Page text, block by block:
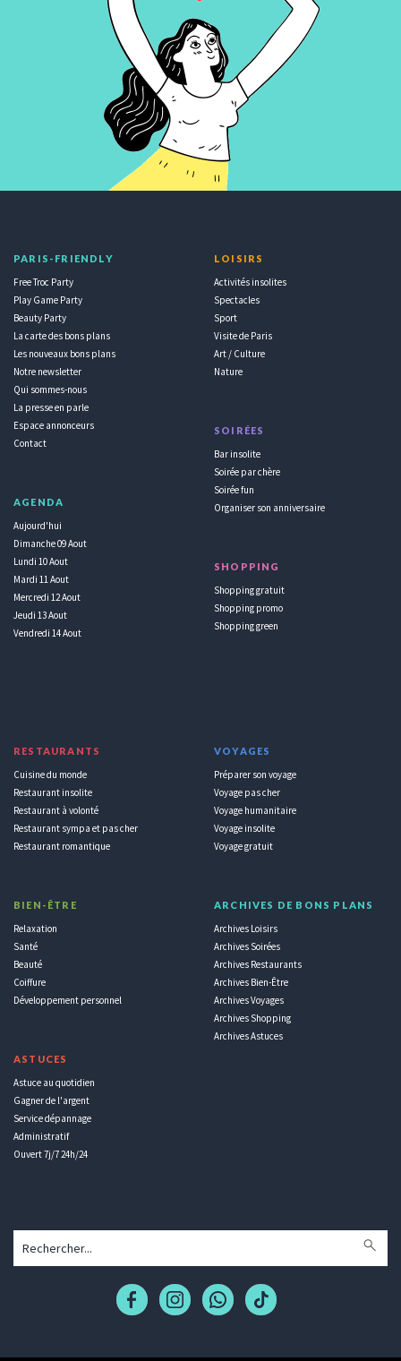
PARIS-FRIENDLY
Free Troc Party
Play Game Party
Beauty Party
La carte des bons plans
Les nouveaux bons plans
Notre newsletter
Qui sommes-nous
La presse en parle
Espace annonceurs
Contact
AGENDA
Aujourd'hui
Dimanche 09 Aout
Lundi 10 Aout
Mardi 11 Aout
Mercredi 12 Aout
Jeudi 13 Aout
Vendredi 14 Aout
LOISIRS
Activités insolites
Spectacles
Sport
Visite de Paris
Art / Culture
Nature
SOIRÉES
Bar insolite
Soirée par chère
Soirée fun
Organiser son anniversaire
SHOPPING
Shopping gratuit
Shopping promo
Shopping green
RESTAURANTS
Cuisine du monde
Restaurant insolite
Restaurant à volonté
Restaurant sympa et pas cher
Restaurant romantique
BIEN-ÊTRE
Relaxation
Santé
Beauté
Coiffure
Développement personnel
ASTUCES
Astuce au quotidien
Gagner de l'argent
Service dépannage
Administratif
Ouvert 7j/7 24h/24
VOYAGES
Préparer son voyage
Voyage pas cher
Voyage humanitaire
Voyage insolite
Voyage gratuit
ARCHIVES DE BONS PLANS
Archives Loisirs
Archives Soirées
Archives Restaurants
Archives Bien-Être
Archives Voyages
Archives Shopping
Archives Astuces